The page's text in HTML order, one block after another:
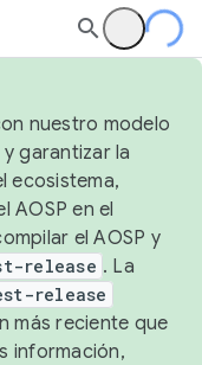
nuestro modelo
garantizar la
ecosistema,
AOSP en el
el AOSP y
release . La
release
más reciente que
información,